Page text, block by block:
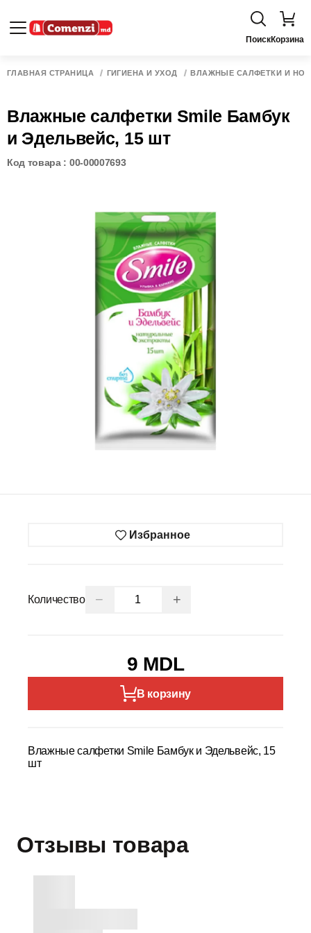
ПоискКорзина
ГЛАВНАЯ СТРАНИЦА ГИГИЕНА И УХОД ВЛАЖНЫЕ САЛФЕТКИ И
Влажные салфетки Smile Бамбук
и Эдельвейс, 15 шт
Код товара : 00-00007693
Избранное
Количество − +
9 MDL
В корзину
Влажные салфетки Smile Бамбук и Эдельвейс, 15
шт
Отзывы товара